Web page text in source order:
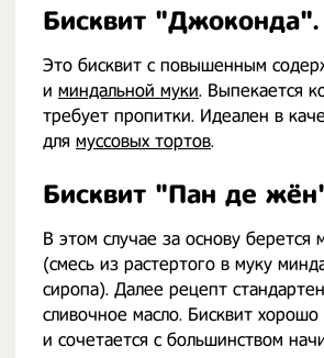
Бисквит "Джоконда".
Это бисквит с повышенным
и миндальной муки. Выпекается
требует пропитки. Идеален в
для муссовых тортов.
Бисквит "Пан де
В этом случае за основу берется
(смесь из растертого в муку
сиропа). Далее рецепт
сливочное масло. Бисквит
и сочетается с большинством